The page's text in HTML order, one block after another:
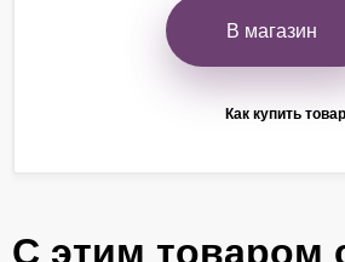
В магазин
Как купить
С этим товаром